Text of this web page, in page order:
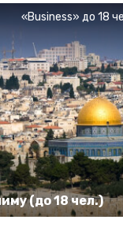
(до 18 чел.)
«Business» до 18